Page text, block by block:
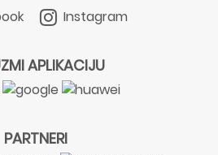
Instagram
APLIKACIJU
PARTNERI